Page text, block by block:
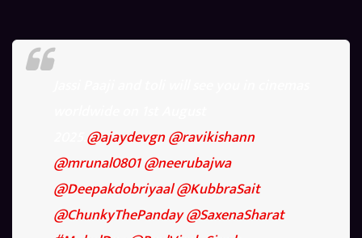
@ajaydevgn@ravikishann
@mrunal0801@neerubajwa
@Deepakdobriyaal@KubbraSait
@ChunkyThePanday@SaxenaSharat